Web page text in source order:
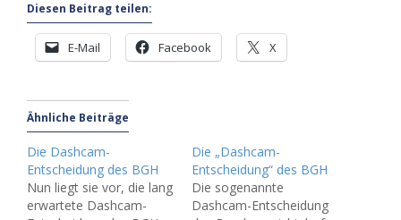
Diesen Beitrag teilen:
E-Mail Facebook X
Ähnliche Beiträge
Die Dashcam-
Entscheidung des BGH
Nun liegt sie vor, die lang
erwartete Dashcam-
Die „Dashcam-
Entscheidung“ des BGH
Die sogenannte
Dashcam-Entscheidung